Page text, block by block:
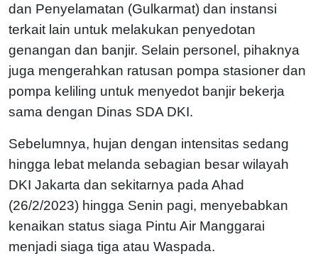
dan Penyelamatan (Gulkarmat) dan instansi
terkait lain untuk melakukan penyedotan
genangan dan banjir. Selain personel, pihaknya
juga mengerahkan ratusan pompa stasioner dan
pompa keliling untuk menyedot banjir bekerja
sama dengan Dinas SDA DKI.
Sebelumnya, hujan dengan intensitas sedang
hingga lebat melanda sebagian besar wilayah
DKI Jakarta dan sekitarnya pada Ahad
(26/2/2023) hingga Senin pagi, menyebabkan
kenaikan status siaga Pintu Air Manggarai
menjadi siaga tiga atau Waspada.